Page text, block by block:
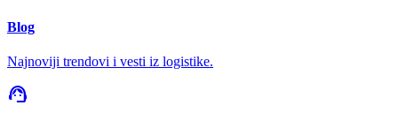
Blog
Najnoviji trendovi i vesti iz logistike.
support_agent